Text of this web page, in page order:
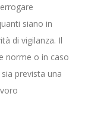
siano in
di vigilanza. Il
norme o in caso
prevista una